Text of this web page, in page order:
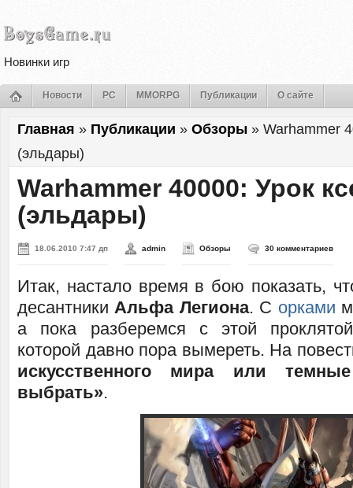
Новинки игр
Новости PC MMORPG Публикации О сайте
Главная » Публикации » Обзоры » Warhammer
(эльдары)
Warhammer 40000: Урок
(эльдары)
18.06.2010 7:47 дп admin Обзоры 30 комментариев
Итак, настало время в бою показать,
десантникиАльфа Легиона. С орками
а пока разберемся с этой
которой давно пора вымереть. На
искусственного мира или
выбрать».